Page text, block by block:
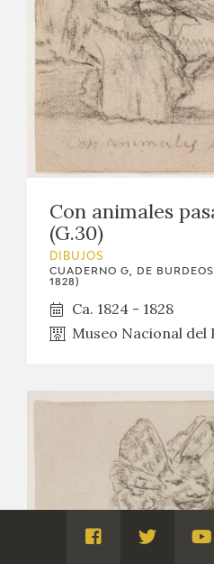
Con animales
(G.30)
DIBUJOS
CUADERNO G, DE
1828)
Ca. 1824 - 1828
Museo Nacional del
Visita
Visita